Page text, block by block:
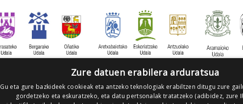
Zure datuen erabilera arduratsua
Gu eta gure bazkideek cookieak eta antzeko teknologiak erabiltzen ditugu zure
gordetzeko eta eskuratzeko, eta datu pertsonalak tratatzeko (adibidez, zure